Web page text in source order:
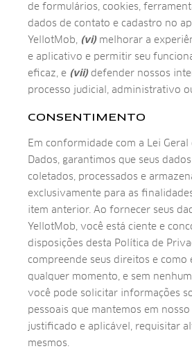
de formulários, cookies,
dados de contato e cadastro no
YellotMob, (vi)melhorar a
e aplicativo e permitir seu
eficaz, e (vii)defender nossos
processo judicial, administrativo
CONSENTIMENTO
Em conformidade com a Lei
Dados, garantimos que seus
coletados, processados e
exclusivamente para as
item anterior. Ao fornecer seus
YellotMob, você está ciente e
disposições desta Política de
compreende seus direitos e como
qualquer momento, e sem
você pode solicitar informações
pessoais que mantemos em
justificado e aplicável, requisitar
mesmos.